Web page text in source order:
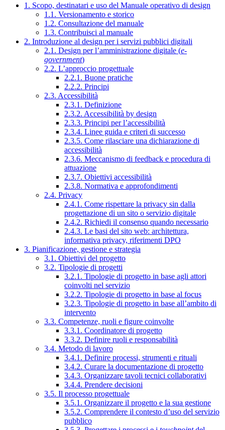
1. Scopo, destinatari e uso del Manuale operativo di design
1.1. Versionamento e storico
1.2. Consultazione del manuale
1.3. Contribuisci al manuale
2. Introduzione al design per i servizi pubblici digitali
2.1. Design per l’amministrazione digitale (e-
government)
2.2. L’approccio progettuale
2.2.1. Buone pratiche
2.2.2. Principi
2.3. Accessibilità
2.3.1. Definizione
2.3.2. Accessibilità by design
2.3.3. Principi per l’accessibilità
2.3.4. Linee guida e criteri di successo
2.3.5. Come rilasciare una dichiarazione di
accessibilità
2.3.6. Meccanismo di feedback e procedura di
attuazione
2.3.7. Obiettivi accessibilità
2.3.8. Normativa e approfondimenti
2.4. Privacy
2.4.1. Come rispettare la privacy sin dalla
progettazione di un sito o servizio digitale
2.4.2. Richiedi il consenso quando necessario
2.4.3. Le basi del sito web: architettura,
informativa privacy, riferimenti DPO
3. Pianificazione, gestione e strategia
3.1. Obiettivi del progetto
3.2. Tipologie di progetti
3.2.1. Tipologie di progetto in base agli attori
coinvolti nel servizio
3.2.2. Tipologie di progetto in base al focus
3.2.3. Tipologie di progetto in base all’ambito di
intervento
3.3. Competenze, ruoli e figure coinvolte
3.3.1. Coordinatore di progetto
3.3.2. Definire ruoli e responsabilità
3.4. Metodo di lavoro
3.4.1. Definire processi, strumenti e rituali
3.4.2. Curare la documentazione di progetto
3.4.3. Organizzare tavoli tecnici collaborativi
3.4.4. Prendere decisioni
3.5. Il processo progettuale
3.5.1. Organizzare il progetto e la sua gestione
3.5.2. Comprendere il contesto d’uso del servizio
pubblico